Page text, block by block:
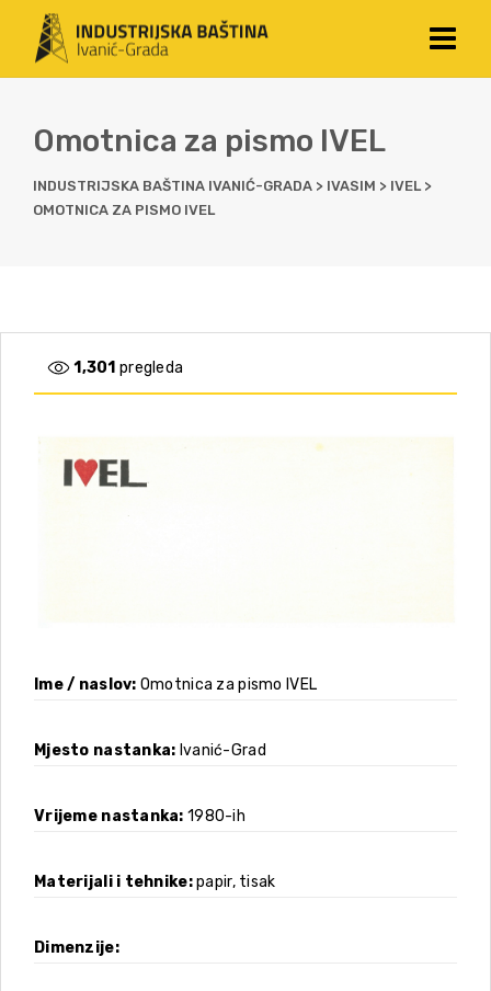
Omotnica za pismo IVEL
INDUSTRIJSKA BAŠTINA IVANIĆ-GRADA > IVASIM > IVEL>
OMOTNICA ZA PISMO IVEL
1,301 pregleda
Ime / naslov Omotnica za pismo IVEL
Mjesto nastanka Ivanić-Grad
Vrijeme nastanka 1980-ih
Materijali i tehnike papir, tisak
Dimenzije